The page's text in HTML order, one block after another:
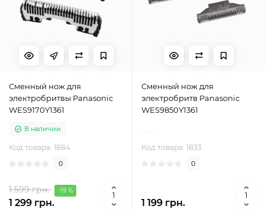
Сменный нож для
электробритвы Panasonic
WES9170Y1361
В наличии
Код товара: 1884
0
1 599 грн. -19 %
1 299 грн.
Сменный нож для
электробритв Panasonic
WES9850Y1361
Код товара: 1833
0
1 199 грн.